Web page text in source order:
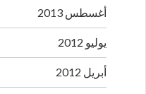
أغسطس 2013
يوليو 2012
أبريل 2012